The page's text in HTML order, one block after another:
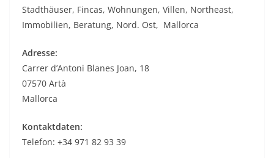
Stadthäuser, Fincas, Wohnungen, Villen, Northeast,
Immobilien, Beratung, Nord. Ost, Mallorca
Adresse:
Carrer d’Antoni Blanes Joan, 18
07570 Artà
Mallorca
Kontaktdaten:
Telefon: +34 971 82 93 39